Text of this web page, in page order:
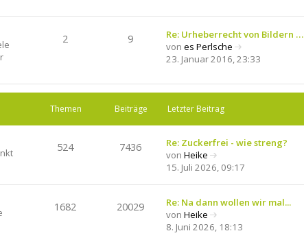
g
e
i
t
r
g
t
r
e
r
g
2 9
Re: Urheberrecht von Bildern …
von es Perlsche
N
u
e
r
e
r
23. Januar 2016, 23:33
Themen Beiträge Letzter Beitrag
524 7436
Re: Zuckerfrei - wie streng?
von Heike
N
u
e
15. Juli 2026, 09:17
1682 20029
Re: Na dann wollen wir mal...
von Heike
N
8. Juni 2026, 18:13